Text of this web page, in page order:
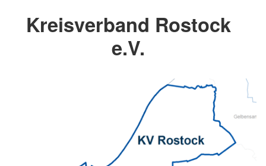
Kreisverband Rostock
e.V.